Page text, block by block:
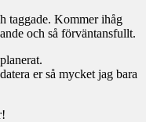
taggade. Kommer ihåg
och så förväntansfullt.
er så mycket jag bara